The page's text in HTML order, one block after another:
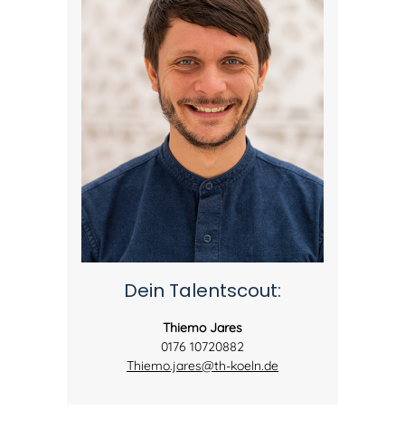
Dein Talentscout:
Thiemo Jares
0176 10720882
Thiemo.jares@th-koeln.de